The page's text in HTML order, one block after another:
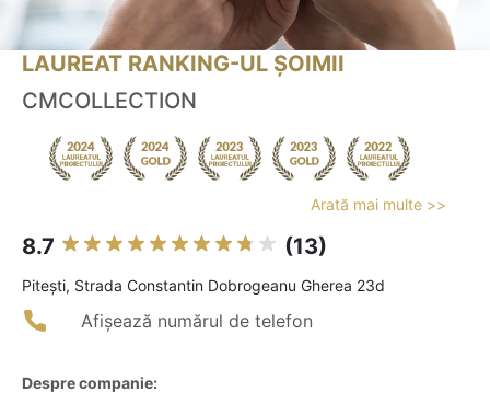
LAUREAT RANKING-UL ȘOIMII
CMCOLLECTION
Arată mai multe >>
8.7 (13)
Piteşti, Strada Constantin Dobrogeanu Gherea 23d
Afișează numărul de telefon
Despre companie: